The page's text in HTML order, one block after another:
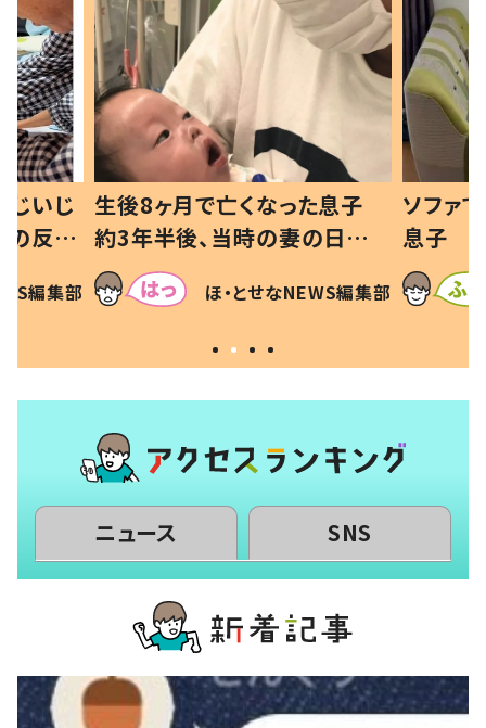
じいじ
の反応
編集部
生後8ヶ月で亡くなった息子
約3年半後、当時の妻の日記に
書いてあった本音とは
ほ・とせなNEWS編集部
ソファ
息子
「！？
に「可
ニュース SNS